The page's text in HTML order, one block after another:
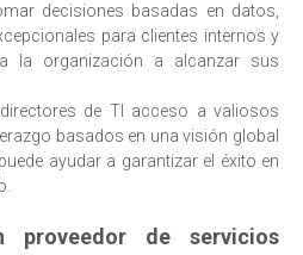
decisiones basadas en datos,
para clientes internos y
la organización a alcanzar sus
de TI acceso a valiosos
basados en una visión global
ayudar a garantizar el éxito en
proveedor de servicios